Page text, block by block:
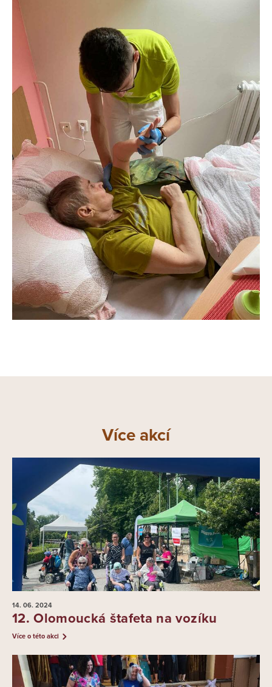
Více akcí
14. 06. 2024
12. Olomoucká štafeta na vozíku
Více o této akci